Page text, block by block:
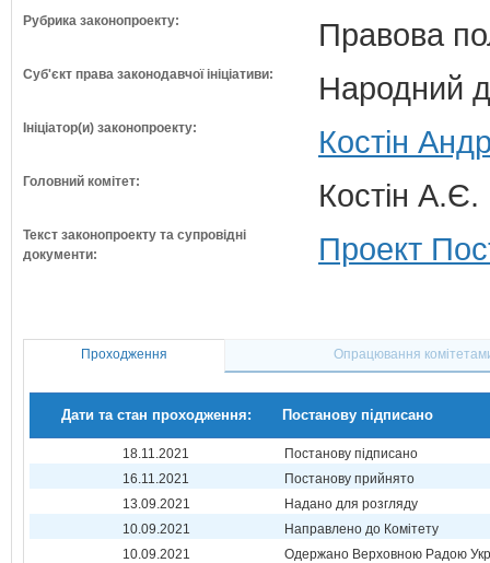
Рубрика законопроекту: Правова
Суб'єкт права законодавчої ініціативи: Народний
Ініціатор(и) законопроекту: Костін
Головний комітет: Костін А.Є.
Текст законопроекту та супровідні
документи:
Проект
Проходження Опрацювання
Дати та стан проходження: Постанову підписано
18.11.2021
Постанову підписано
16.11.2021
Постанову прийнято
13.09.2021
Надано для розгляду
10.09.2021
Направлено до Комітету
10.09.2021
Одержано Верховною Радою